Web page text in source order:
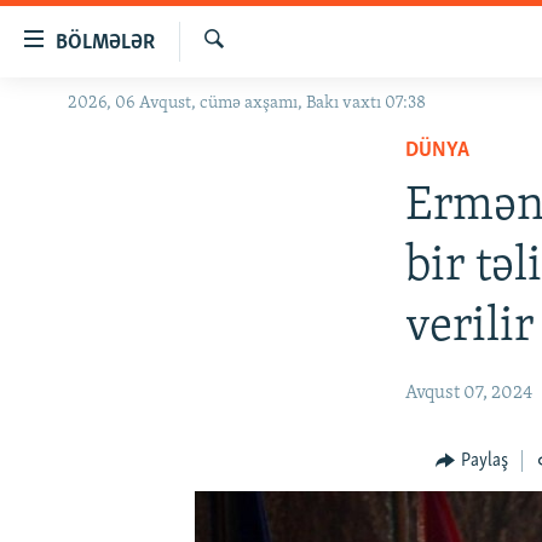
BÖLMƏLƏR
GÜNDƏM
Axtar
2026, 06 Avqust, cümə axşamı, Bakı vaxtı 07:38
DÜNYA
bir
verilir
Avqust 07, 2024
Paylaş